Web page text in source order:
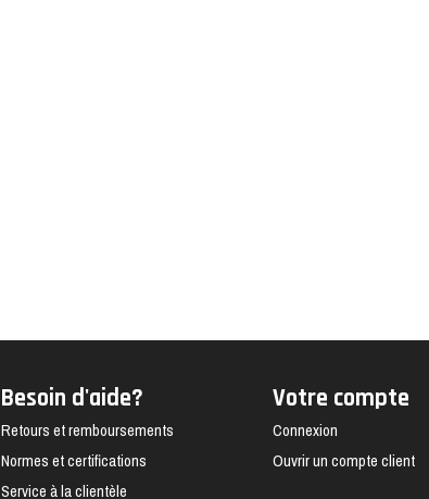
Besoin d'aide?
Retours et remboursements
Normes et certifications
Service à la clientèle
Votre compte
Connexion
Ouvrir un compte client